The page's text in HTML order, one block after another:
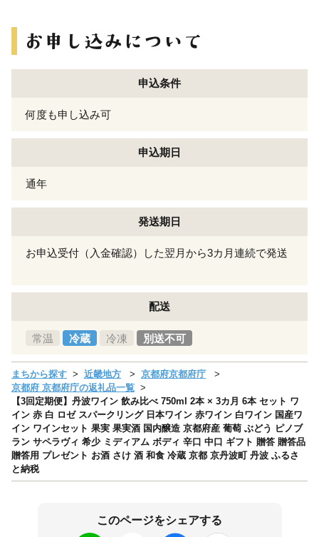
申込条件
何度も申し込み可
申込期日
通年
発送期日
お申込受付（入金確認）した翌月から3カ月連続で発送
配送
常温 冷蔵 冷凍 別送不可
まちから探す 近畿地方
京都府京都府庁
京都府 京都府庁の返礼品一覧
【3回定期便】丹波ワイン 飲み比べ 750ml 2本 × 3カ月 6本 セット ワ
イン 赤 白 ロゼ スパークリング 日本ワイン 赤ワイン 白ワイン 国産ワ
イン ワインセット 果実 果実酒 国内醸造 京都府産 葡萄 ぶどう ピノブ
ラン サペラヴィ 希少 ミディアム ボディ 辛口 中口 ギフト 贈答 贈答品
贈答用 プレゼント お酒 さけ 酒 和食 冷蔵 京都 京丹波町 丹波 ふるさ
と納税
このページをシェアする